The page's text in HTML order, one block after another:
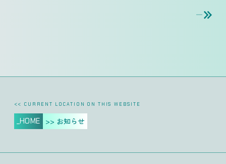
_HOME >> お知らせ
<< CURRENT LOCATION ON THIS WEBSITE